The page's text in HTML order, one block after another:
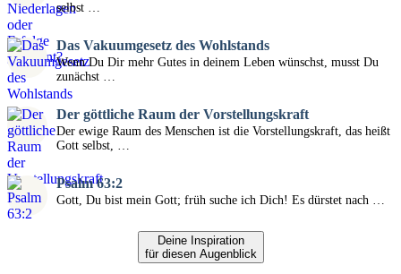
selbst …
Das Vakuumgesetz des Wohlstands
Wenn Du Dir mehr Gutes in deinem Leben wünschst, musst Du
zunächst …
Der göttliche Raum der Vorstellungskraft
Der ewige Raum des Menschen ist die Vorstellungskraft, das heißt
Gott selbst, …
Psalm 63:2
Gott, Du bist mein Gott; früh suche ich Dich! Es dürstet nach …
Deine Inspiration
für diesen Augenblick